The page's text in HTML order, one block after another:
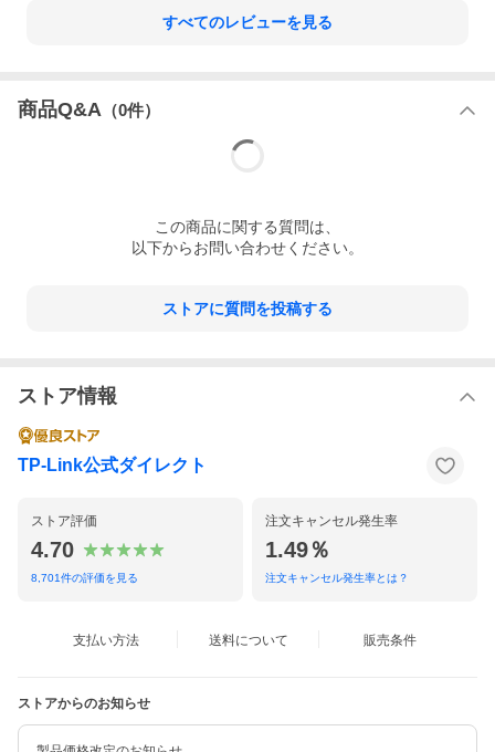
すべてのレビューを見る
商品Q&A （0件）
この商品に関する質問は、
以下からお問い合わせください。
ストアに質問を投稿する
ストア情報
TP-Link公式ダイレクト
ストア評価
4.70
8,701件の評価を見る
注文キャンセル発生率
1.49％
注文キャンセル発生率とは？
支払い方法 送料について 販売条件
ストアからのお知らせ